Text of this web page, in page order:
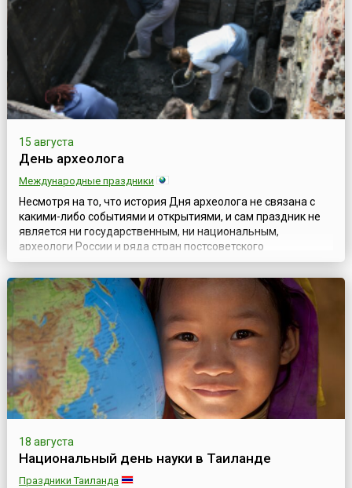
15 августа
День археолога
Международные праздники
Несмотря на то, что история Дня археолога не связана с
какими-либо событиями и открытиями, и сам праздник не
является ни государственным, ни национальным,
археологи России и ряда стран постсоветского
пространства отмечают свой профессиональный праздник
15 августа. Существует несколько версий истории его
возникновения. По одной из них, традиция отмечать 15
августа День археолога сложилась в ССС...
18 августа
Национальный день науки в Таиланде
Праздники Таиланда